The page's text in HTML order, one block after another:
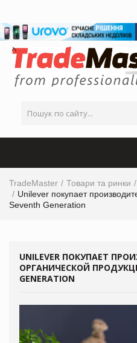
TradeMaster Товари та ринки
Unilever покупает
Seventh Generation
UNILEVER ПОКУПАЕТ
ОРГАНИЧЕСКОЙ
GENERATION